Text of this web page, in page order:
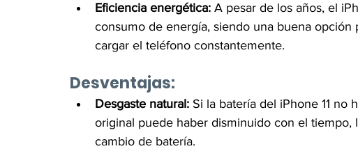
Eficiencia energética: A pesar de los años, el
consumo de energía, siendo una buena
cargar el teléfono constantemente.
Desventajas:
Desgaste natural: Si la batería del iPhone 11 no
original puede haber disminuido con el
cambio de batería.